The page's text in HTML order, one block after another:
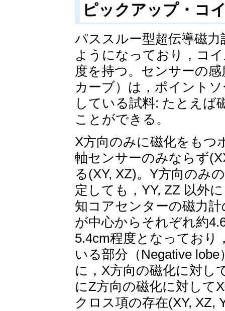
ピックアップ・コ
パススルー型超伝導磁
ようになっており，コ
度を持つ。センサーの
カーブ）は，ポイント
している試料: たとえば
ことができる。
X方向のみに磁化をもつ
軸センサーのみならず
る(XY, XZ)。Y方向のみ
定しても，YY, ZZ 以外
知コアセンターの磁力
が中心からそれぞれ約
5.4cm程度となっており
いる部分（Negative
に，X方向の磁化に対し
にZ方向の磁化に対して
クロス項の存在(XY, XZ,